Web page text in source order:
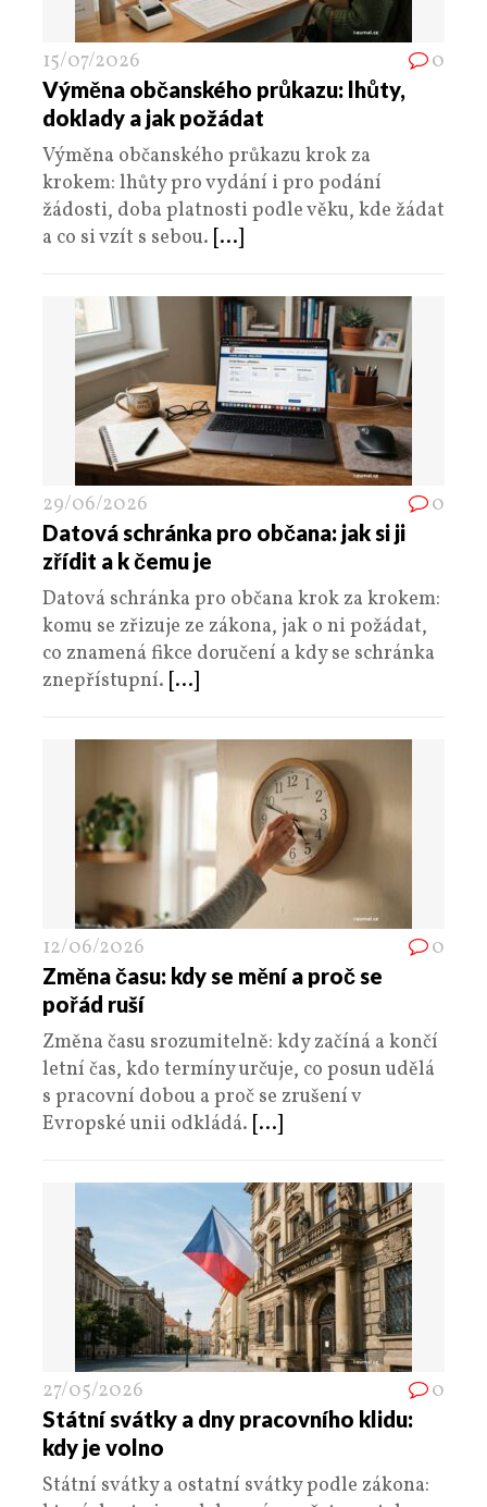
15/07/2026 0
Výměna občanského průkazu: lhůty,
doklady a jak požádat
Výměna občanského průkazu krok za
krokem: lhůty pro vydání i pro podání
žádosti, doba platnosti podle věku, kde žádat
a co si vzít s sebou. [...]
29/06/2026 0
Datová schránka pro občana: jak si ji
zřídit a k čemu je
Datová schránka pro občana krok za krokem:
komu se zřizuje ze zákona, jak o ni požádat,
co znamená fikce doručení a kdy se schránka
znepřístupní. [...]
12/06/2026 0
Změna času: kdy se mění a proč se
pořád ruší
Změna času srozumitelně: kdy začíná a končí
letní čas, kdo termíny určuje, co posun udělá
s pracovní dobou a proč se zrušení v
Evropské unii odkládá. [...]
27/05/2026 0
Státní svátky a dny pracovního klidu:
kdy je volno
Státní svátky a ostatní svátky podle zákona: